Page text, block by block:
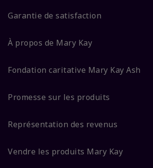
Garantie de satisfaction
À propos de Mary Kay
Fondation caritative Mary Kay Ash
Promesse sur les produits
Représentation des revenus
Vendre les produits Mary Kay